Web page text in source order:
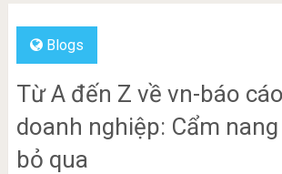
Blogs
Từ A đến Z về vn-báo
doanh nghiệp: Cẩm
bỏ qua